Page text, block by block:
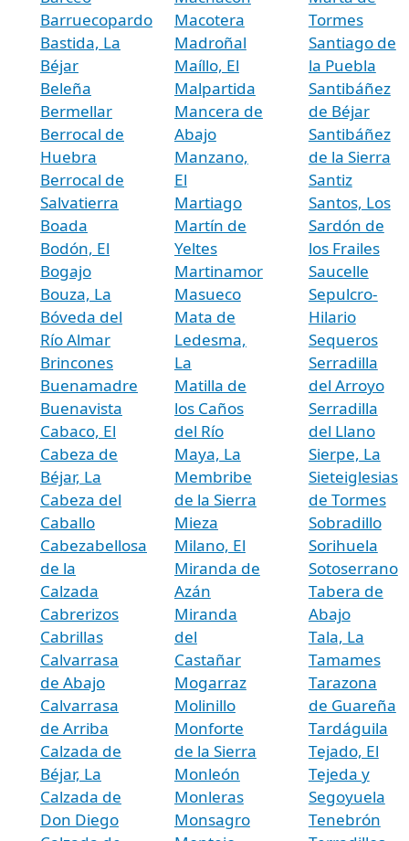
Barruecopardo
Bastida, La
Béjar
Beleña
Bermellar
Berrocal de
Huebra
Berrocal de
Salvatierra
Boada
Bodón, El
Bogajo
Bouza, La
Bóveda del
Río Almar
Brincones
Buenamadre
Buenavista
Cabaco, El
Cabeza de
Béjar, La
Cabeza del
Caballo
Cabezabellosa
de la
Calzada
Cabrerizos
Cabrillas
Calvarrasa
de Abajo
Calvarrasa
de Arriba
Calzada de
Béjar, La
Calzada de
Don Diego
Macotera
Madroñal
Maíllo, El
Malpartida
Mancera de
Abajo
Manzano,
El
Martiago
Martín de
Yeltes
Martinamor
Masueco
Mata de
Ledesma,
La
Matilla de
los Caños
del Río
Maya, La
Membribe
de la Sierra
Mieza
Milano, El
Miranda de
Azán
Miranda
del
Castañar
Mogarraz
Molinillo
Monforte
de la Sierra
Monleón
Monleras
Monsagro
Tormes
Santiago de
la Puebla
Santibáñez
de Béjar
Santibáñez
de la Sierra
Santiz
Santos, Los
Sardón de
los Frailes
Saucelle
Sepulcro-
Hilario
Sequeros
Serradilla
del Arroyo
Serradilla
del Llano
Sierpe, La
Sieteiglesias
de Tormes
Sobradillo
Sorihuela
Sotoserrano
Tabera de
Abajo
Tala, La
Tamames
Tarazona
de Guareña
Tardáguila
Tejado, El
Tejeda y
Segoyuela
Tenebrón